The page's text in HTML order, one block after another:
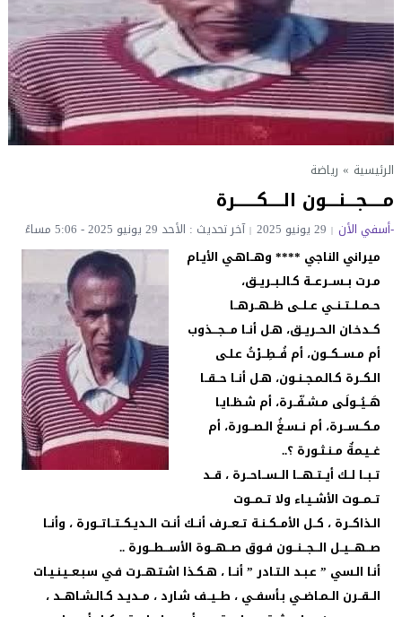
الرئيسية » رياضة
مــــجـــنـــون الــــكــــــرة
-أسفي الأن 29 يونيو 2025
آخر تحديث : الأحد 29 يونيو 2025 - 5:06 مساءً
ميراني الناجي **** وهــاهـي الأيـام
مـرت بــســرعــة كـالــبــريــق،
حــمــلــتــنــي عــلــى ظــهــرهــا
كــدخـان الـحــريــق، هـل أنــا مـــجـــذوب
أم مـســكــون، أم فُــطِــرْتُ عـلـى
الـكــرة كـالـمـجــنـون، هـل أنــا حــقــا
هَــيُــولَـى مـشـفّــرة، أم شـظـايـا
مـكــســرة، أم نــسـغُ الـصــورة، أم
غــيـمةٌ مــنـثـورة ؟..
تــبــا لــك أيــتــهـــا الــســاحــرة ، قــد
تــمــوت الأشــيـاء ولا تــمــوت
الـذاكــرة ، كــل الأمــكــنـة تــعــرف أنــك أنـت الــديـكــتــاتــورة ، وأنــا
صـــهـــيــل الـــجـــنــون فـوق صـــهــوة الأســـطــورة ..
أنـا الـسي ” عـبـد الـتـادر ” أنــا ، هـكـذا اشـتـهــرت فـي سـبـعــيـنـيـات
الــقــرن الــمـاضــي بـأسفــي ، طــيــف شـارد ، مــديـد كـالـشـاهــد ،